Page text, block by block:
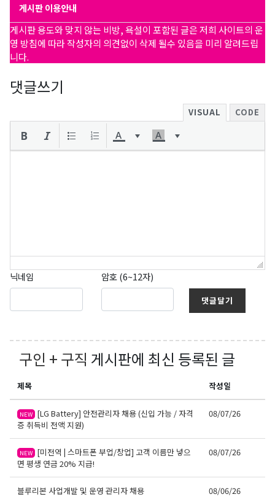
게시판 이용안내
게시판 용도와 맞지 않는 비방, 욕설이 포함된 글은 저희 사이트의 운
영 방침에 따라 작성자의 의견없이 삭제 될수 있음을 미리 알려드립
니다.
댓글쓰기
VISUAL CODE
닉네임 암호 (6~12자)
댓글달기
구인 + 구직 게시판에 최신 등록된 글
제목 작성일
NEW [LG Battery] 안전관리자 채용 (신입 가능 / 자격
증 취득비 전액 지원)
08/07/26
NEW [미전역 | 스마트폰 부업/창업] 고객 이름만 넣으
면 평생 연금 20% 지급!
08/07/26
블루리본 사업개발 및 운영 관리자 채용 08/06/26